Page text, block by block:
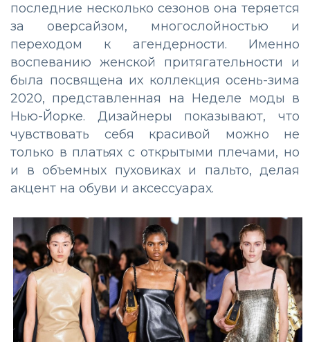
последние несколько сезонов она теряется
за оверсайзом, многослойностью и
переходом к агендерности. Именно
воспеванию женской притягательности и
была посвящена их коллекция осень-зима
2020, представленная на Неделе моды в
Нью-Йорке. Дизайнеры показывают, что
чувствовать себя красивой можно не
только в платьях с открытыми плечами, но
и в объемных пуховиках и пальто, делая
акцент на обуви и аксессуарах.